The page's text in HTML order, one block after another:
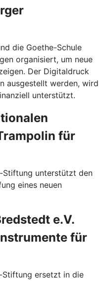
die Goethe-Schule
organisiert, um neue
Der Digitaldruck
ausgestellt werden, wird
unterstützt.
für
Stiftung unterstützt den
eines neuen
e.V.
für
Stiftung ersetzt in die